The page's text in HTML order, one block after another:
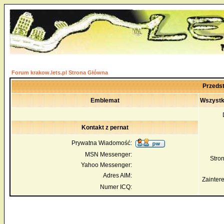
Forum krakow.lets.pl Strona Główna
Emblemat
Kontakt z pernat
Prywatna Wiadomość:
MSN Messenger:
Yahoo Messenger:
Adres AIM:
Numer ICQ: